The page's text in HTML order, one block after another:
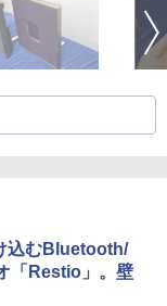
込むBluetooth/
「Restio」。壁